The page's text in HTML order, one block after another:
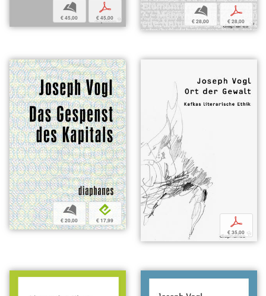
b
€ 45,00
p
€ 45,00
b
€ 28,00
p
€ 28,00
b
€ 20,00
e
€ 17,99 p
€ 35,00